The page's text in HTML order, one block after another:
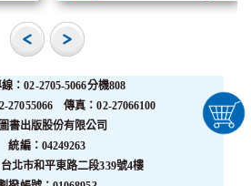
：02-2705-5066分機808
27055066 傳真：02-27066100
書出版股份有限公司
統編：04249263
北市和平東路二段339號4樓